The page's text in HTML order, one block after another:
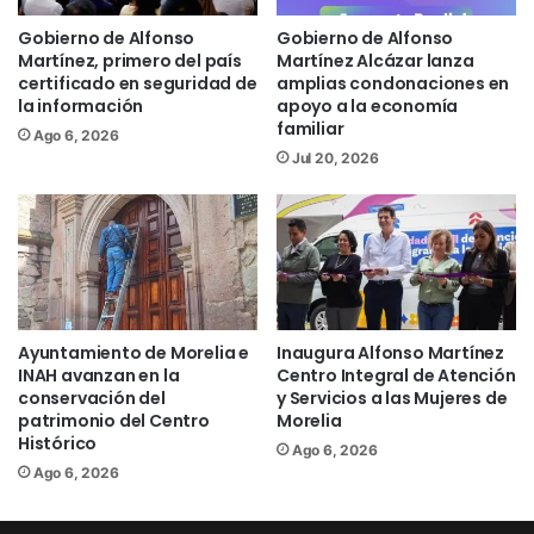
ciudad.
Con su característico estilo y energía, la
agrupación moreliana logró conectar de
inmediato con la gente, haciendo sonar
uno de los himnos musicales más
representativos de Michoacán, en una
interpretación que despertó aplausos y
emoción entre las familias asistentes y
visitantes.
“Teníamos que ser parte de esta
celebración”, expresó el vocalista de
Banda Monarca, agradeciendo el cariño
Gobierno de Alfonso
Martínez, primero del país
certificado en seguridad de
la información
Ago 6, 2026
Gobierno de Alfonso
Martínez Alcázar lanza
amplias condonaciones en
apoyo a la economía
familiar
Jul 20, 2026
Ayuntamiento de Morelia e
INAH avanzan en la
conservación del
patrimonio del Centro
Histórico
Ago 6, 2026
Inaugura Alfonso Martínez
Centro Integral de Atención
y Servicios a las Mujeres de
Morelia
Ago 6, 2026